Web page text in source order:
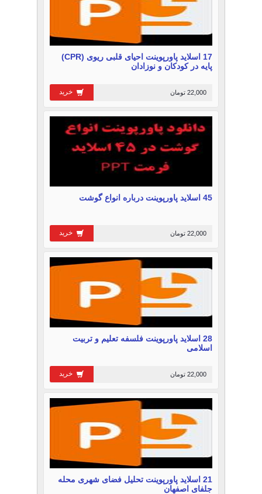
17 اسلاید پاورپوینت احیای قلبی ریوی (CPR)
پایه در کودکان و نوزادان
خرید 22,000 تومان
45 اسلاید پاورپوینت درباره انواع گوشت
خرید 22,000 تومان
28 اسلاید پاورپوینت فلسفه تعلیم و تربیت
اسلامی
خرید 22,000 تومان
21 اسلاید پاورپوینت تحلیل فضای شهری محله
جلفای اصفهان